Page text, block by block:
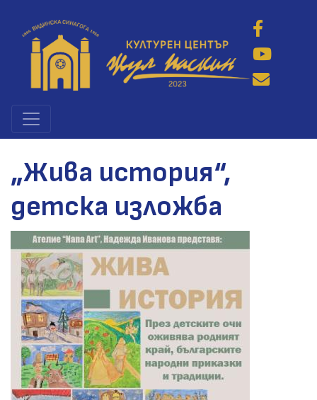
основното
съдържание
„Жива история“,
детска изложба